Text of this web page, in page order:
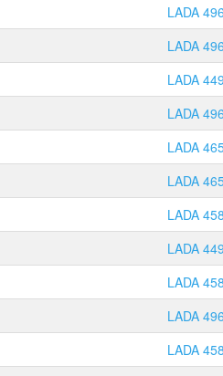
LADA 496
LADA 496
LADA 449
LADA 496
LADA
LADA
LADA 458
LADA 449
LADA 458
LADA 496
LADA 458